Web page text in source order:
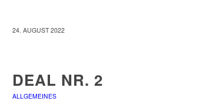
24. AUGUST 2022
DEAL NR. 2
ALLGEMEINES